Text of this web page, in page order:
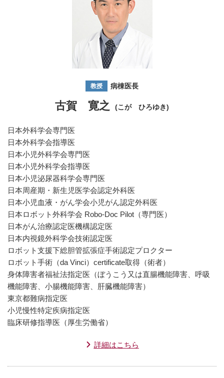
教授 病棟医長
古賀 寛之 (こが ひろゆき)
日本外科学会専門医
日本外科学会指導医
日本小児外科学会専門医
日本小児外科学会指導医
日本小児泌尿器科学会専門医
日本周産期・新生児医学会認定外科医
日本小児血液・がん学会小児がん認定外科医
日本ロボット外科学会 Robo-Doc Pilot（専門医）
日本がん治療認定医機構認定医
日本内視鏡外科学会技術認定医
ロボット支援下総胆管拡張症手術認定プロクター
ロボット手術（da Vinci）certificate取得（術者）
身体障害者福祉法指定医（ぼうこう又は直腸機能障害、呼吸
機能障害、小腸機能障害、肝臓機能障害）
東京都難病指定医
小児慢性特定疾病指定医
臨床研修指導医（厚生労働省）
詳細はこちら